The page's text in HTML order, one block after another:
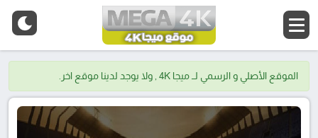
الموقع الأصلي و الرسمي لــ ميجا 4K , ولا يوجد لدينا موقع اخر.